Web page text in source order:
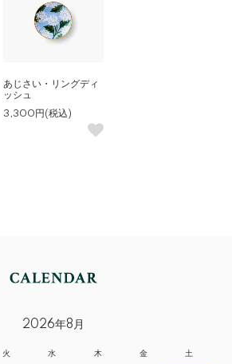
あじさい・リングディ
ッシュ
3,300円(税込)
2026年8月
火 水 木 金 土